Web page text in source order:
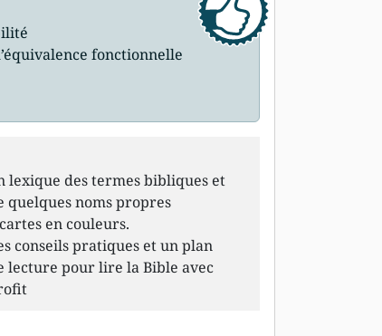
fonctionnelle
lexique des termes bibliques et
quelques noms propres
en couleurs.
conseils pratiques et un plan
lecture pour lire la Bible avec